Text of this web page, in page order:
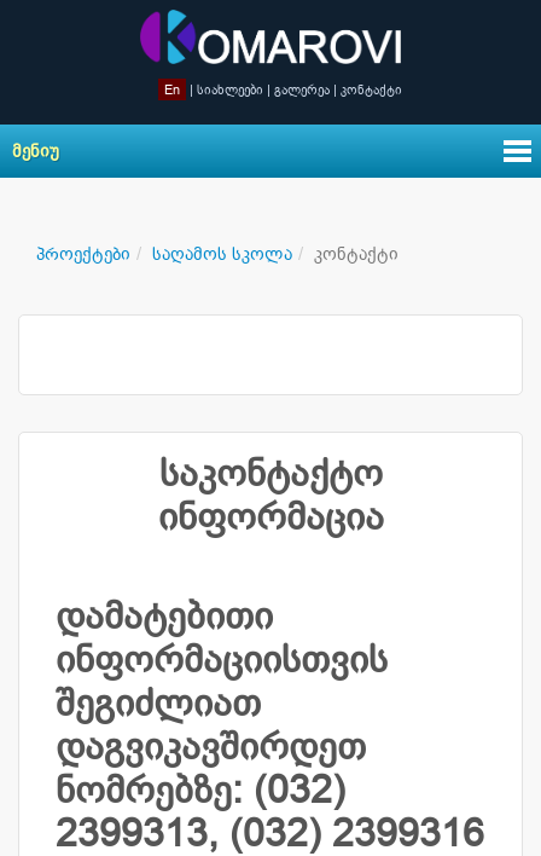
En | სიახლეები | გალერეა| კონტაქტი
ᲛᲔᲜᲘᲣ
პროექტები საღამოს სკოლა კონტაქტი
საკონტაქტო
ინფორმაცია
დამატებითი
ინფორმაციისთვის
შეგიძლიათ
დაგვიკავშირდეთ
ნომრებზე: (032)
2399313, (032) 2399316